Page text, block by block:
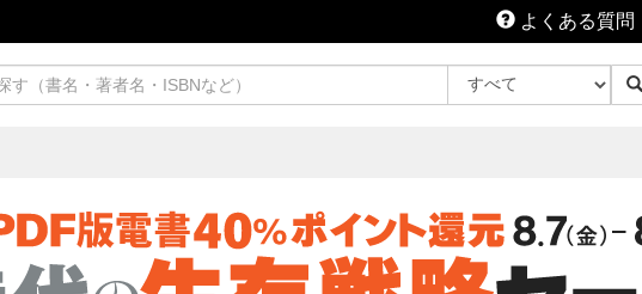
よくある質問